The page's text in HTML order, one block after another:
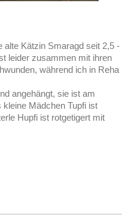
Kätzin Smaragd seit 2,5 -
leider zusammen mit ihren
während ich in Reha
angehängt, sie ist am
Mädchen Tupfi ist
Hupfi ist rotgetigert mit